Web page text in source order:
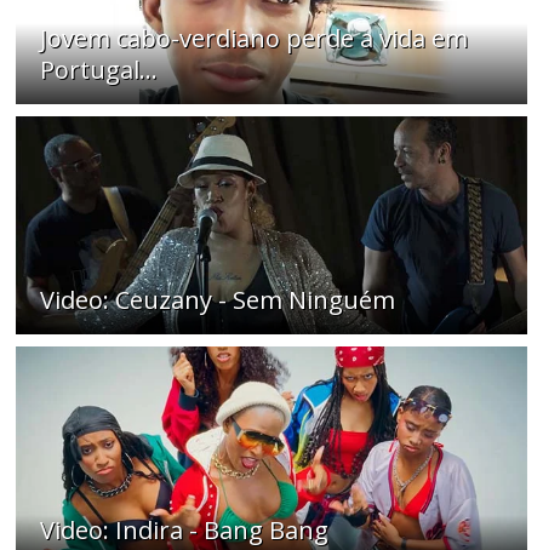
Jovem cabo-verdiano perde a vida em
Portugal...
Video: Ceuzany - Sem Ninguém
Video: Indira - Bang Bang